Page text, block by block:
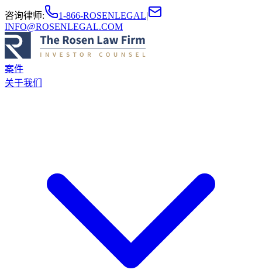
咨询律师: 1-866-ROSENLEGAL|
INFO@ROSENLEGAL.COM
案件
关于我们